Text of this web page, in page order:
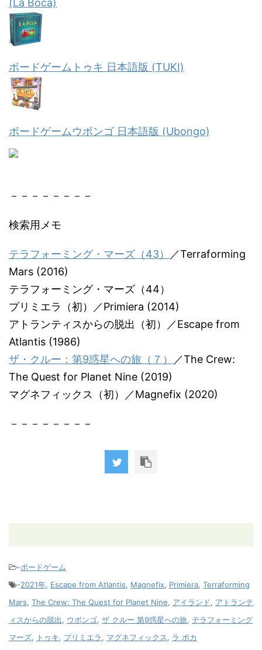
(La Boca)
ボードゲームトゥキ 日本語版 (TUKI)
ボードゲームウボンゴ 日本語版 (Ubongo)
－－－－－－－－
検索用メモ
テラフォーミング・マーズ（43）
／Terraforming
Mars (2016)
テラフォーミング・マーズ（44）
プリミエラ（初）／Primiera (2014)
アトランティスからの脱出（初）／Escape from
Atlantis (1986)
ザ・クルー：第9惑星への旅（７）
／The Crew:
The Quest for Planet Nine (2019)
マグネフィックス（初）／Magnefix (2020)
－－－－－－－－
-ボードゲーム
-2021年, Escape from Atlantis, Magnefix, Primiera, Terraforming
Mars, The Crew: The Quest for Planet Nine, アイランド, アトランテ
ィスからの脱出, ウボンゴ, ザ クルー 第9惑星への旅, テラフォーミング
マーズ, トゥキ, プリミエラ, マグネフィックス, ラ ボカ